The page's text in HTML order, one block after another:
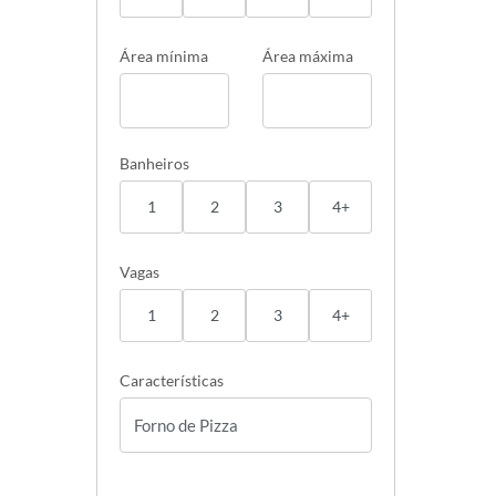
Área mínima Área máxima
Banheiros
1 2 3 4+
Vagas
1 2 3 4+
Características